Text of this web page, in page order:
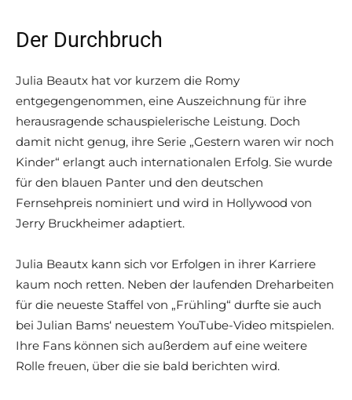
Der Durchbruch
Julia Beautx hat vor kurzem die Romy
entgegengenommen, eine Auszeichnung für ihre
herausragende schauspielerische Leistung. Doch
damit nicht genug, ihre Serie „Gestern waren wir noch
Kinder“ erlangt auch internationalen Erfolg. Sie wurde
für den blauen Panter und den deutschen
Fernsehpreis nominiert und wird in Hollywood von
Jerry Bruckheimer adaptiert.
Julia Beautx kann sich vor Erfolgen in ihrer Karriere
kaum noch retten. Neben der laufenden Dreharbeiten
für die neueste Staffel von „Frühling“ durfte sie auch
bei Julian Bams‘ neuestem YouTube-Video mitspielen.
Ihre Fans können sich außerdem auf eine weitere
Rolle freuen, über die sie bald berichten wird.